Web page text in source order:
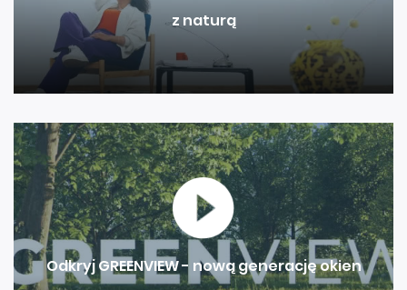
z naturą
Odkryj GREENVIEW - nową generację okien